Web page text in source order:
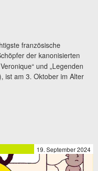
französische
der kanonisierten
und „Legenden
ist am 3. Oktober im Alter
19. September 2024